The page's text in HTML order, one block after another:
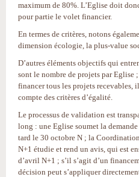
maximum de 80%. L’Eglise doit
pour partie le volet financier.
En termes de critères, notons
dimension écologie, la plus-value
D’autres éléments objectifs qui
sont le nombre de projets par Eglise
financer tous les projets recevables,
compte des critères d’égalité.
Le processus de validation est
long : une Eglise soumet la
tard le 30 octobre N ; la
N+1 étudie et rend un avis, qui est
d’avril N+1 ; s’il s’agit d’un
décision peut s’appliquer